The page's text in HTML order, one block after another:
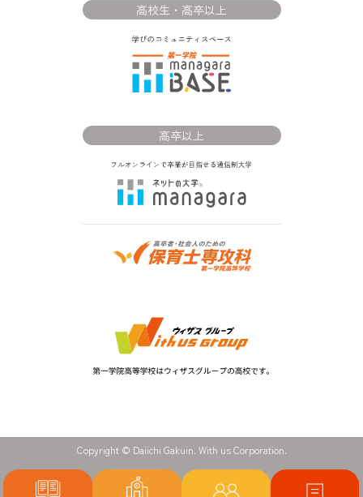
高校生・高卒以上
高卒以上
Copyright © Daiichi Gakuin. With us Corporation.